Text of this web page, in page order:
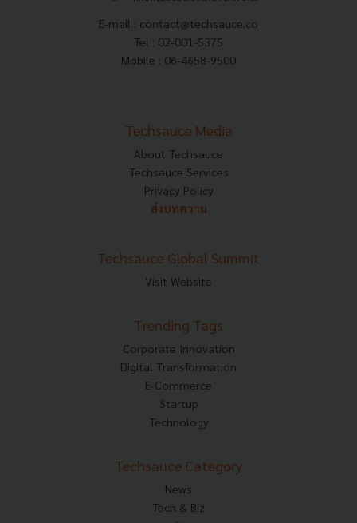
E-mail : contact@techsauce.co
Tel : 02-001-5375
Mobile : 06-4658-9500
Techsauce Media
About Techsauce
Techsauce Services
Privacy Policy
ส่งบทความ
Techsauce Global Summit
Visit Website
Trending Tags
Corporate Innovation
Digital Transformation
E-Commerce
Startup
Technology
Techsauce Category
News
Tech & Biz